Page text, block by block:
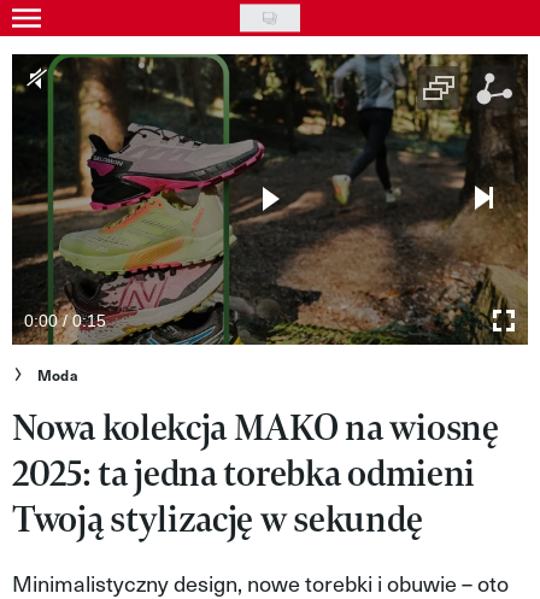
Skip
to
main
Gwiazdy
Uroda
Styl życia
Kultura
Wideo
Nasze akcje
VIVA!ART
VIVA!MODA
0:00 / 0:15
Moda
Nowa kolekcja MAKO na wiosnę
2025: ta jedna torebka odmieni
Twoją stylizację w sekundę
Minimalistyczny design, nowe torebki i obuwie – oto